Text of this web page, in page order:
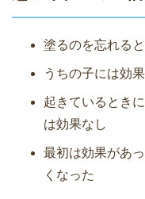
塗るのを忘れる
うちの子には効
起きているとき
は効果なし
最初は効果があ
くなった